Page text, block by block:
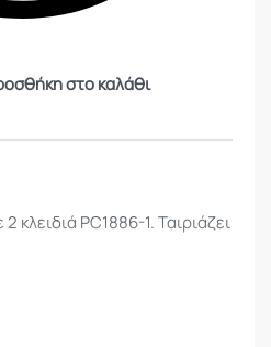
στο καλάθι
κλειδιά PC1886-1. Ταιριάζει